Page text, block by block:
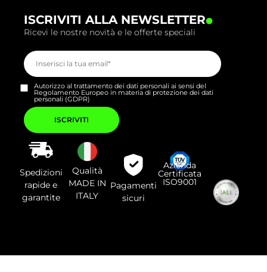
ISCRIVITI ALLA NEWSLETTER.
Ricevi le nostre novità e le offerte speciali
Autorizzo al trattamento dei dati personali ai sensi del
Regolamento Europeo in materia di protezione dei dati
personali (GDPR)
Si
prega
di
lasciare
vuoto
questo
campo.
Spedizioni
rapide e
garantite
Qualità
MADE IN
ITALY
Pagamenti
sicuri
Azienda
Certificata
ISO9001